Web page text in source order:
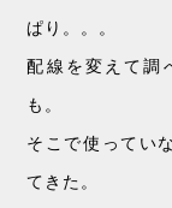
ぱり。。。
配線を変えて調
も。
そこで使ってい
てきた。